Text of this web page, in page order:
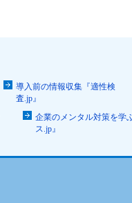
導入前の情報収集『適性検
査.jp』
企業のメンタル対策を学
ス.jp』